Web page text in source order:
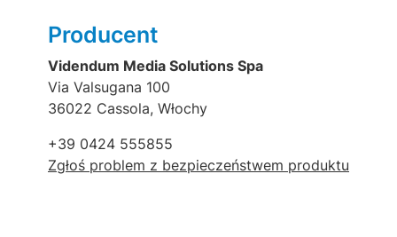
Producent
Videndum Media Solutions Spa
Via Valsugana 100
36022 Cassola, Włochy
+39 0424 555855
Zgłoś problem z bezpieczeństwem produktu